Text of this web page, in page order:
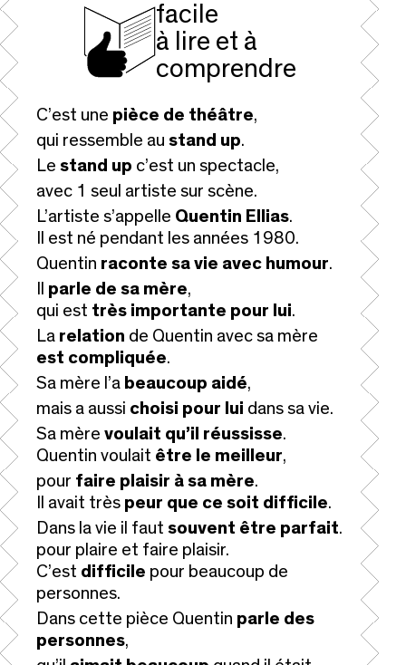
facile
à lire et à
comprendre
C’est une pièce de théâtre,
qui ressemble au stand up.
Le stand up c’est un spectacle,
avec 1 seul artiste sur scène.
L’artiste s’appelle Quentin Ellias.
Il est né pendant les années 1980.
Quentin raconte sa vie avec humour.
parle de sa mère,
qui est très importante pour lui.
La relation de Quentin avec sa mère
est compliquée.
Sa mère l’a beaucoup aidé,
mais a aussi choisi pour lui dans sa vie.
Sa mère voulait qu’il réussisse.
Quentin voulait être le meilleur,
pour faire plaisir à sa mère.
Il avait très peur que ce soit difficile.
Dans la vie il faut souvent être parfait.
pour plaire et faire plaisir.
C’est difficile pour beaucoup de
personnes.
Dans cette pièce Quentin parle des
personnes,